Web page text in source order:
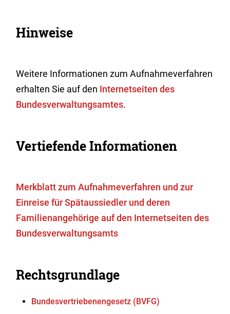
Hinweise
Weitere Informationen zum Aufnahmeverfahren
erhalten Sie auf den Internetseiten des
Bundesverwaltungsamtes.
Vertiefende Informationen
Merkblatt zum Aufnahmeverfahren und zur
Einreise für Spätaussiedler und deren
Familienangehörige auf den Internetseiten des
Bundesverwaltungsamts
Rechtsgrundlage
Bundesvertriebenengesetz (BVFG)